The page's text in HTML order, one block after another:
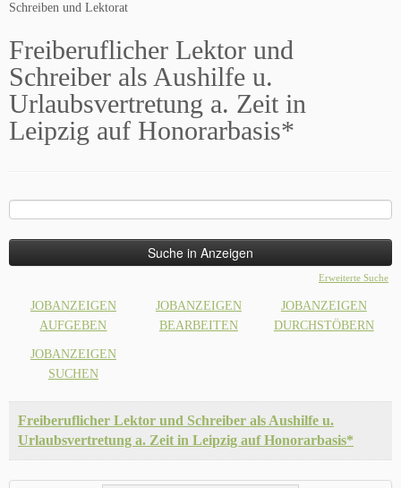
Schreiben und Lektorat
Freiberuflicher Lektor und
Schreiber als Aushilfe u.
Urlaubsvertretung a. Zeit in
Leipzig auf Honorarbasis*
Erweiterte Suche
JOBANZEIGEN
AUFGEBEN
JOBANZEIGEN
BEARBEITEN
JOBANZEIGEN
DURCHSTÖBERN
JOBANZEIGEN
SUCHEN
Freiberuflicher Lektor und Schreiber als Aushilfe u.
Urlaubsvertretung a. Zeit in Leipzig auf Honorarbasis*